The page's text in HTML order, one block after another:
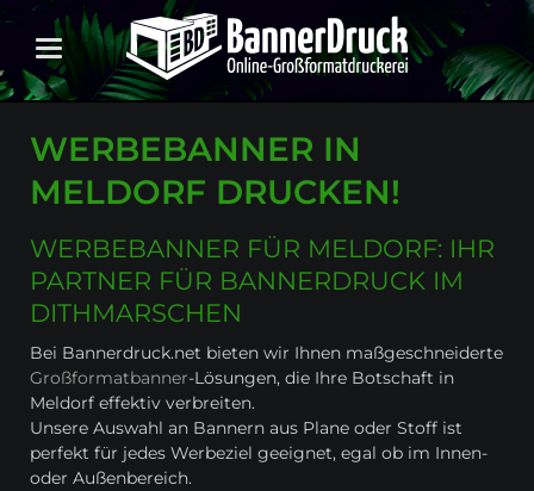
WERBEBANNER IN
MELDORF DRUCKEN!
WERBEBANNER FÜR MELDORF: IHR
PARTNER FÜR BANNERDRUCK IM
DITHMARSCHEN
Bei Bannerdruck.net bieten wir Ihnen maßgeschneiderte
Großformatbanner-Lösungen, die Ihre Botschaft in
Meldorf effektiv verbreiten.
Unsere Auswahl an Bannern aus Plane oder Stoff ist
perfekt für jedes Werbeziel geeignet, egal ob im Innen-
oder Außenbereich.